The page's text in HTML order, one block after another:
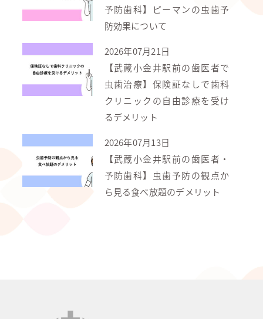
予防歯科】ピーマンの虫歯予
防効果について
2026年07月21日
【武蔵小金井駅前の歯医者で
虫歯治療】保険証なしで歯科
クリニックの自由診療を受け
るデメリット
2026年07月13日
【武蔵小金井駅前の歯医者・
予防歯科】虫歯予防の観点か
ら見る食べ放題のデメリット